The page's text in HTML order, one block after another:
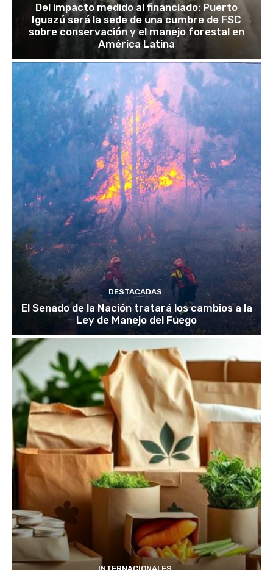
Del impacto medido al financiado: Puerto
Iguazú será la sede de una cumbre de FSC
sobre conservación y el manejo forestal en
América Latina
DESTACADAS
El Senado de la Nación tratará los cambios a la
Ley de Manejo del Fuego